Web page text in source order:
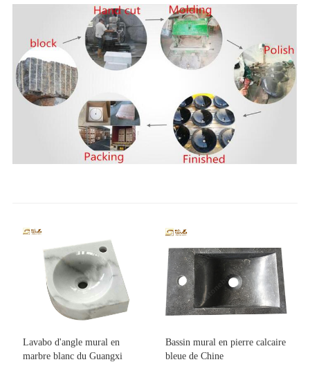
Lavabo d'angle mural en
marbre blanc du Guangxi
Bassin mural en pierre calcaire
bleue de Chine